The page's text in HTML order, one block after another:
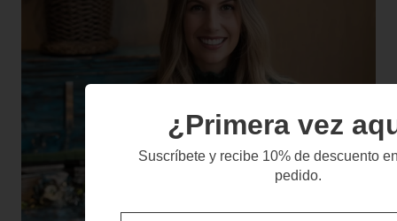
¿Primera vez
Suscríbete y recibe 10% de descuento
pedido.